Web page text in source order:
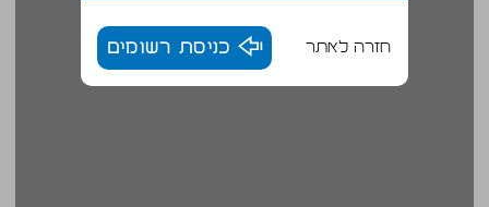
חזרה לאתר כניסת רשומים